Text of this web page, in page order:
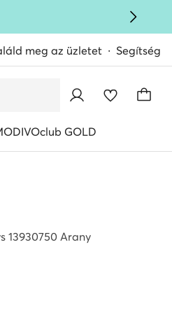
meg az üzletet Segítség
GOLD
13930750 Arany